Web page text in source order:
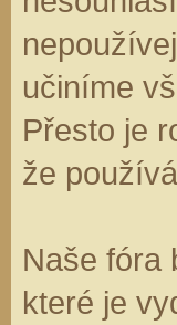
učiníme
Přesto je
že
Naše fóra
které je